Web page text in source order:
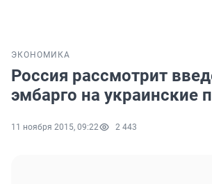
ЭКОНОМИКА
Россия рассмотрит
эмбарго на украинские
11 ноября 2015, 09:22 2 443